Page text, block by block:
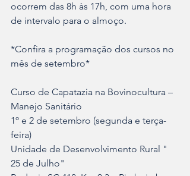
ocorrem das 8h às 17h, com uma hora
de intervalo para o almoço.
*Confira a programação dos cursos no
mês de setembro*
Curso de Capatazia na Bovinocultura –
Manejo Sanitário
1º e 2 de setembro (segunda e terça-
feira)
Unidade de Desenvolvimento Rural "
25 de Julho"